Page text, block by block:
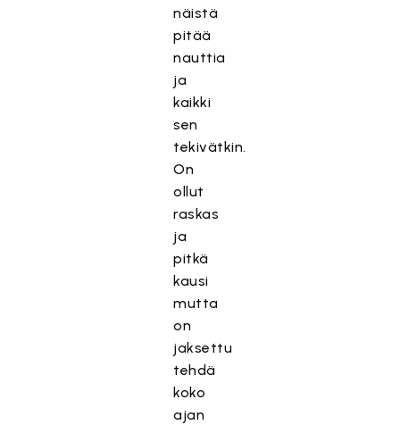
näistä
pitää
nauttia
ja
kaikki
sen
tekivätkin.
On
ollut
raskas
ja
pitkä
kausi
mutta
on
jaksettu
tehdä
koko
ajan